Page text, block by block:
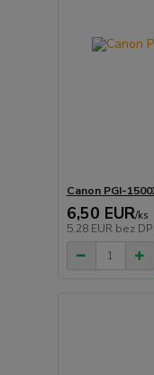
Canon PGI-
6,50 EUR/ks
5,28 EUR bez